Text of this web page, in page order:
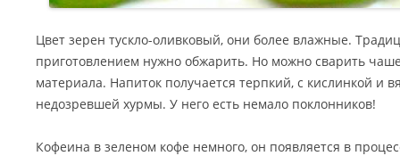
Цвет зерен тускло-оливковый, они более влажные.
приготовлением нужно обжарить. Но можно сварить
материала. Напиток получается терпкий, с кислинкой и
недозревшей хурмы. У него есть немало поклонников!
Кофеина в зеленом кофе немного, он появляется в